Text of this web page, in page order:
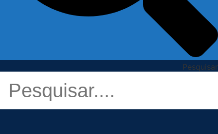
Pesquisar